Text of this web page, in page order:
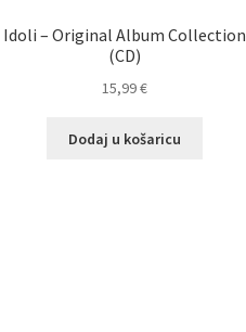
Idoli – Original Album Collection
(CD)
15,99€
Dodaj u košaricu